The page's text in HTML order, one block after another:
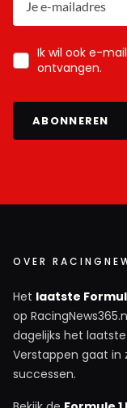
Ik wil ook e-
ontvangen.
ABONNEREN
OVER
Het laatste
op
dagelijks het
Verstappen gaat in
successen.